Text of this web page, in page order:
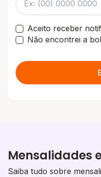
Aceito receber
Não encontrei a
Mensalidades
Saiba tudo sobre